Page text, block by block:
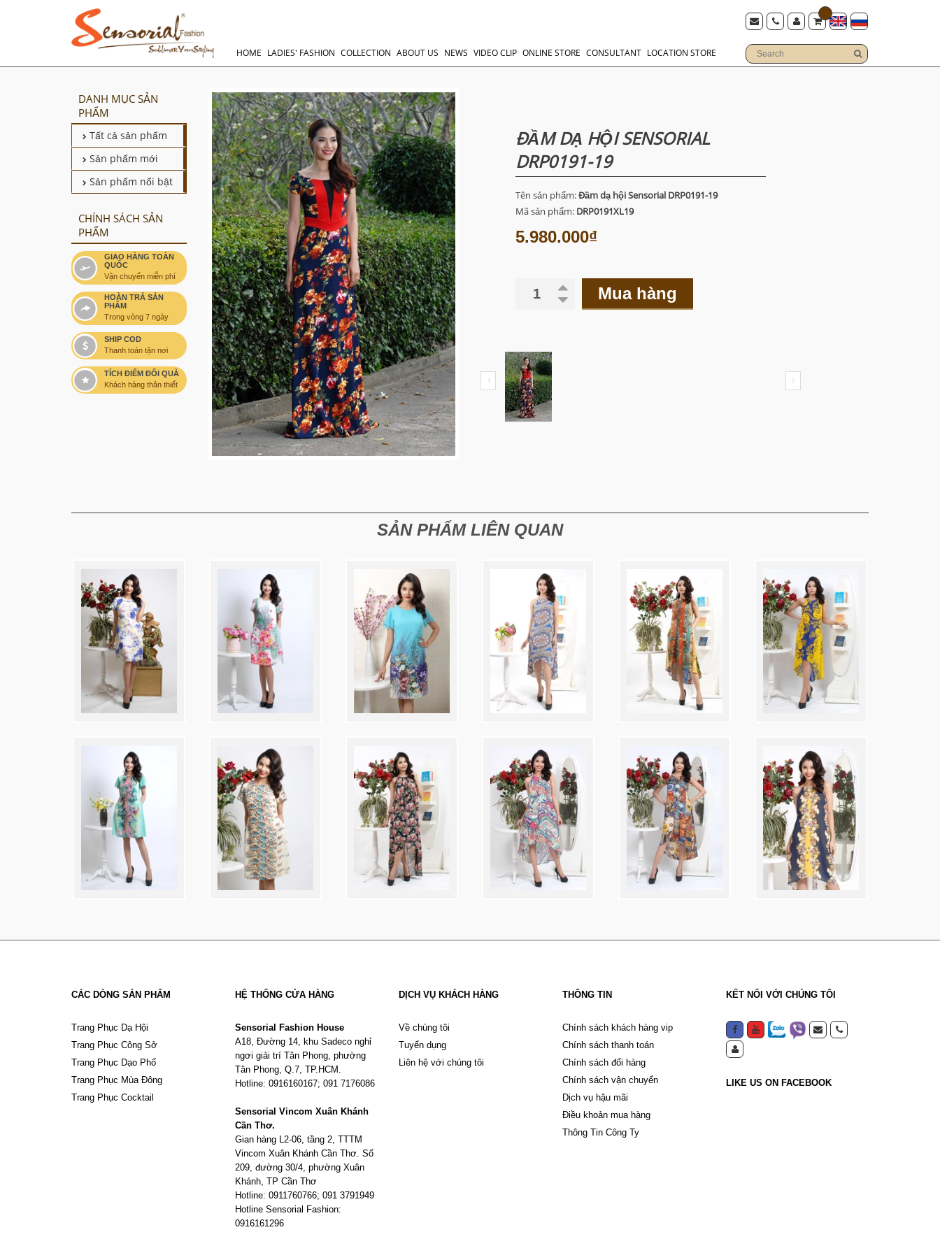
HOME LADIES' FASHION COLLECTION ABOUT US NEWS VIDEO CLIP ONLINE STORE CONSULTANT LOCATION STORE
DANH MỤC SẢN
PHẨM
Tất cả sản phẩm
Sản phẩm mới
Sản phẩm nổi bật
CHÍNH SÁCH SẢN
PHẨM
GIAO HÀNG TOÀN
QUỐC
Vận chuyển miễn phí
HOÀN TRẢ SẢN
PHẨM
Trong vòng 7 ngày
SHIP COD
Thanh toán tận nơi
TÍCH ĐIỂM ĐỔI QUÀ
Khách hàng thân thiết
ĐẦM DẠ HỘI SENSORIAL
DRP0191-19
Tên sản phẩm:Đầm dạ hội Sensorial DRP0191-19
Mã sản phẩm: DRP0191XL19
5.980.000₫
Mua hàng
SẢN PHẨM LIÊN QUAN
CÁC DÒNG SẢN PHẨM
Trang Phục Dạ Hội
Trang Phục Công Sở
Trang Phục Dạo Phố
Trang Phục Mùa Đông
Trang Phục Cocktail
HỆ THỐNG CỬA HÀNG
Sensorial Fashion House
A18, Đường 14, khu Sadeco nghỉ
ngơi giải trí Tân Phong, phường
Tân Phong, Q.7, TP.HCM.
Hotline: 0916160167; 091 7176086
Sensorial Vincom Xuân Khánh
Cần Thơ.
Gian hàng L2-06, tầng 2, TTTM
Vincom Xuân Khánh Cần Thơ. Số
209, đường 30/4, phường Xuân
Khánh, TP Cần Thơ
Hotline: 0911760766; 091 3791949
Hotline Sensorial Fashion:
0916161296
DỊCH VỤ KHÁCH HÀNG
Về chúng tôi
Tuyển dụng
Liên hệ với chúng tôi
THÔNG TIN
Chính sách khách hàng vip
Chính sách thanh toán
Chính sách đổi hàng
Chính sách vận chuyển
Dịch vụ hậu mãi
Điều khoản mua hàng
Thông Tin Công Ty
KẾT NỐI VỚI CHÚNG TÔI
LIKE US ON FACEBOOK